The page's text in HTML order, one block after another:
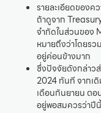
รายละเอียดของ
ถ้าดูจาก
จำกัดในส่วนของ
หมายถึงว่าโดยร
อยู่ค่อนข้างมาก
ซึ่งปัจจัยดังกล่าว
2024 ทันที จากเ
เดือนกันยายน ตอ
อยู่พอสมควรว่าปี